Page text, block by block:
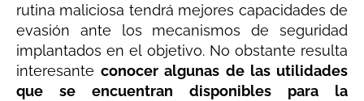
rutina maliciosa tendrá mejores capacidades de
evasión ante los mecanismos de seguridad
implantados en el objetivo. No obstante resulta
interesanteconocer algunas de las utilidades
que se encuentran disponibles para la